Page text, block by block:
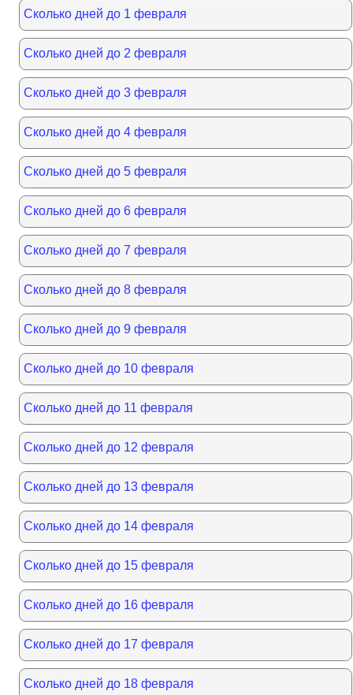
Сколько дней до 1 февраля
Сколько дней до 2 февраля
Сколько дней до 3 февраля
Сколько дней до 4 февраля
Сколько дней до 5 февраля
Сколько дней до 6 февраля
Сколько дней до 7 февраля
Сколько дней до 8 февраля
Сколько дней до 9 февраля
Сколько дней до 10 февраля
Сколько дней до 11 февраля
Сколько дней до 12 февраля
Сколько дней до 13 февраля
Сколько дней до 14 февраля
Сколько дней до 15 февраля
Сколько дней до 16 февраля
Сколько дней до 17 февраля
Сколько дней до 18 февраля